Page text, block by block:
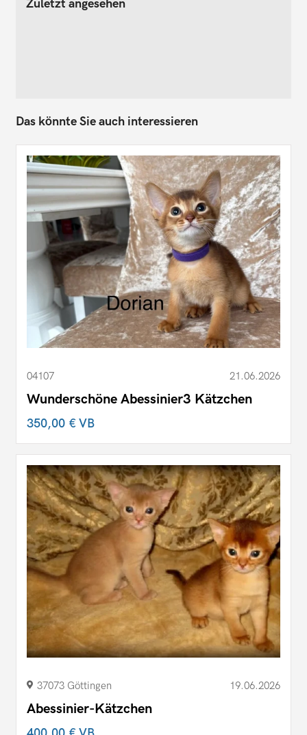
Zuletzt angesehen
Das könnte Sie auch interessieren
04107 21.06.2026
Wunderschöne Abessinier3 Kätzchen
350,00 €VB
37073 Göttingen 19.06.2026
Abessinier-Kätzchen